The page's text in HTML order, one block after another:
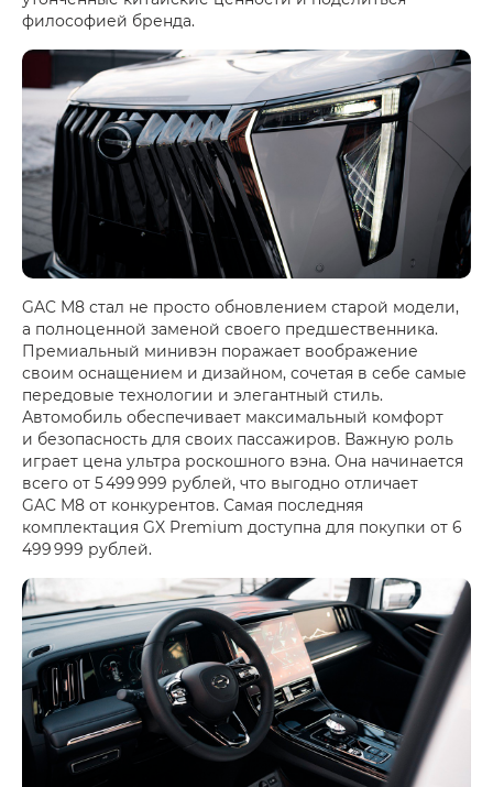
философией бренда.
GAC M8 стал не просто обновлением старой модели,
а полноценной заменой своего предшественника.
Премиальный минивэн поражает воображение
своим оснащением и дизайном, сочетая в себе самые
передовые технологии и элегантный стиль.
Автомобиль обеспечивает максимальный комфорт
и безопасность для своих пассажиров. Важную роль
играет цена ультра роскошного вэна. Она начинается
всего от 5 499 999 рублей, что выгодно отличает
GAC M8 от конкурентов. Самая последняя
комплектация GX Premium доступна для покупки от 6
499 999 рублей.